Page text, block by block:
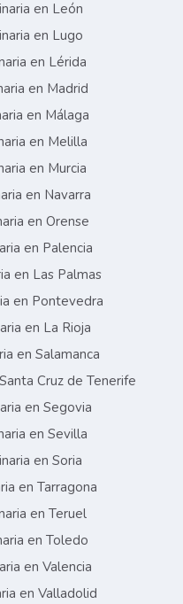
en León
en Lugo
en Lérida
en Madrid
en Málaga
en Melilla
en Murcia
en Navarra
en Orense
en Palencia
en Las Palmas
en Pontevedra
en La Rioja
en Salamanca
Cruz de Tenerife
en Segovia
en Sevilla
en Soria
en Tarragona
en Teruel
en Toledo
en Valencia
en Valladolid